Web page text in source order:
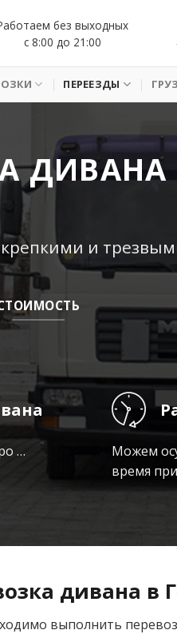
без выходных
с 8:00 до 21:00
ПЕРЕЕЗДЫ
ДИВАНА
и
…
Можем
время
дивана в
выполнить